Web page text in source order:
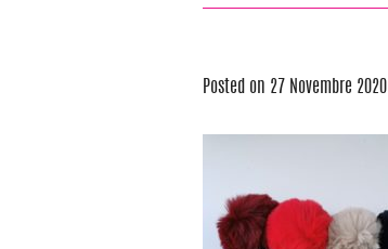
Posted on 27 Novembre 2020